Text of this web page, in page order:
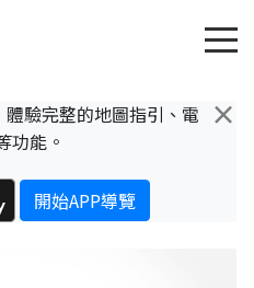
×
體驗完整的地圖指引、電
功能。
開始APP導覽